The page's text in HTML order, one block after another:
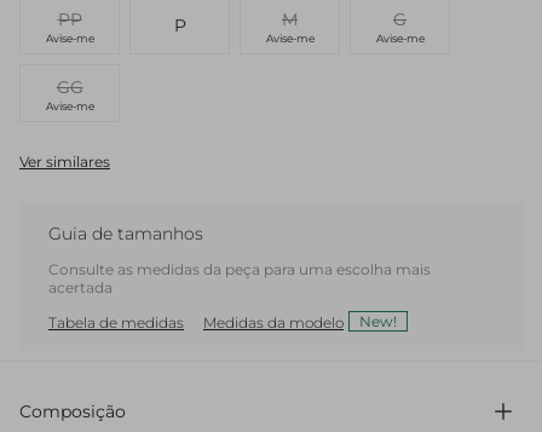
PP
Avise-me
P M
Avise-me
G
Avise-me
GG
Avise-me
Ver similares
Guia de tamanhos
Consulte as medidas da peça para uma escolha mais
acertada
Tabela de medidas
Medidas da modelo New!
Composição